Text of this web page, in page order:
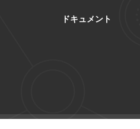
ドキュメント